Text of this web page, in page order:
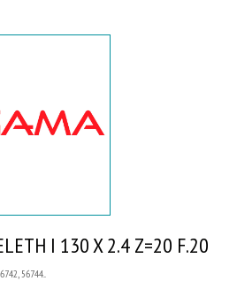
I 130 X 2.4 Z=20 F.20
56744...